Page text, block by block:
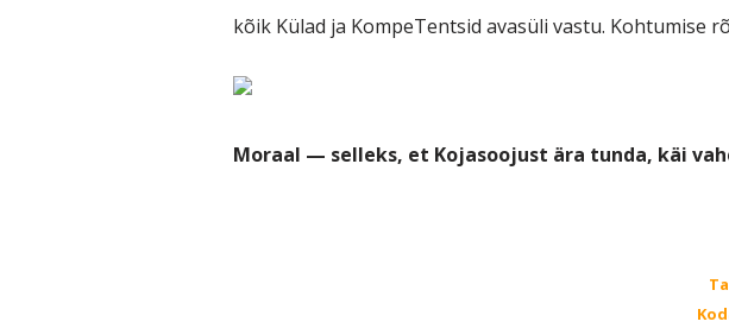
kõik Külad ja KompeTentsid avasüli vastu. Kohtumise
Moraal — selleks, et Kojasoojust ära tunda, käi